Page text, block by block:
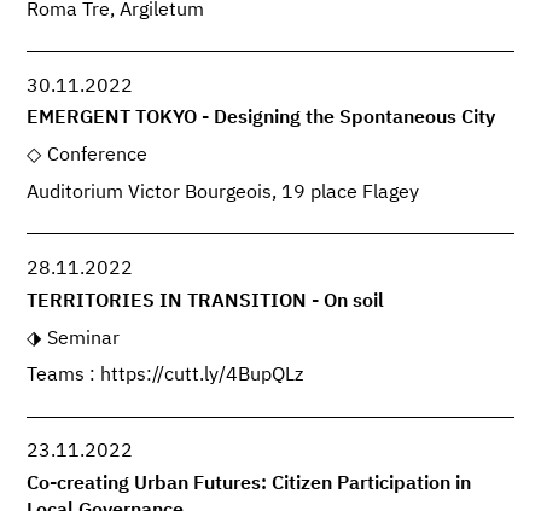
Roma Tre, Argiletum
30.11.2022
EMERGENT TOKYO - Designing the Spontaneous City
Conference
Auditorium Victor Bourgeois, 19 place Flagey
28.11.2022
TERRITORIES IN TRANSITION - On soil
Seminar
Teams : https://cutt.ly/4BupQLz
23.11.2022
Co-creating Urban Futures: Citizen Participation in